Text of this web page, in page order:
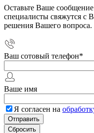
Оставьте Ваше
специалисты свяжутся с
решения Вашего вопроса.
Ваш сотовый телефон*
Ваше имя
Я согласен на